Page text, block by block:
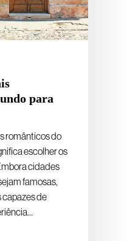
para
românticos do
escolher os
cidades
famosas,
de